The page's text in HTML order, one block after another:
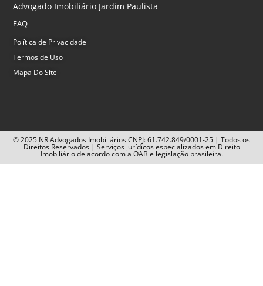
Advogado Imobiliário Jardim Paulista
FAQ
Política de Privacidade
Termos de Uso
Mapa Do Site
© 2025 NR Advogados Imobiliários CNPJ: 61.742.849/0001-25 | Todos os
Direitos Reservados | Serviços jurídicos especializados em Direito
Imobiliário de acordo com a OAB e legislação brasileira.